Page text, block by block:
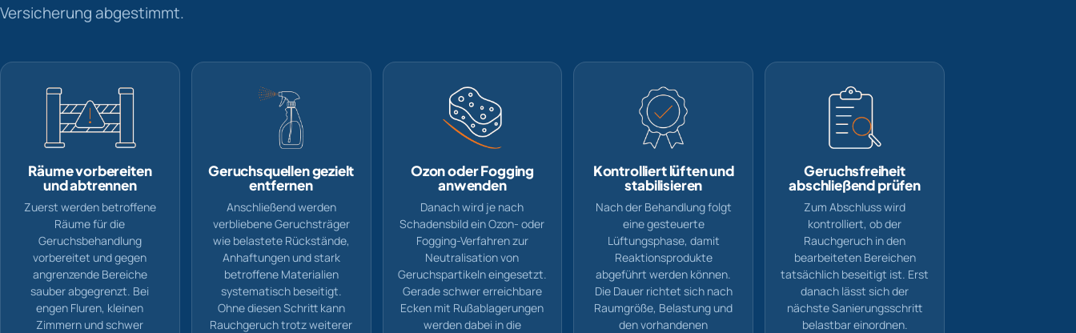
Versicherung abgestimmt.
Räume vorbereiten
und abtrennen
Zuerst werden betroffene
Räume für die
Geruchsbehandlung
vorbereitet und gegen
angrenzende Bereiche
sauber abgegrenzt. Bei
engen Fluren, kleinen
Zimmern und schwer
Geruchsquellen gezielt
entfernen
Anschließend werden
verbliebene Geruchsträger
wie belastete Rückstände,
Anhaftungen und stark
betroffene Materialien
systematisch beseitigt.
Ohne diesen Schritt kann
Rauchgeruch trotz weiterer
Ozon oder Fogging
anwenden
Danach wird je nach
Schadensbild ein Ozon- oder
Fogging-Verfahren zur
Neutralisation von
Geruchspartikeln eingesetzt.
Gerade schwer erreichbare
Ecken mit Rußablagerungen
werden dabei in die
Kontrolliert lüften und
stabilisieren
Nach der Behandlung folgt
eine gesteuerte
Lüftungsphase, damit
Reaktionsprodukte
abgeführt werden können.
Die Dauer richtet sich nach
Raumgröße, Belastung und
den vorhandenen
Geruchsfreiheit
abschließend prüfen
Zum Abschluss wird
kontrolliert, ob der
Rauchgeruch in den
bearbeiteten Bereichen
tatsächlich beseitigt ist. Erst
danach lässt sich der
nächste Sanierungsschritt
belastbar einordnen.